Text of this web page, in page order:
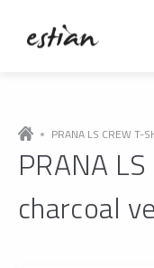
PRANA LS CREW T-
PRANA
charcoal